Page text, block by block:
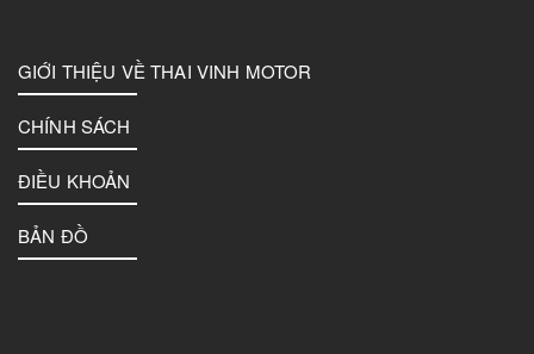
GIỚI THIỆU VỀ THAI VINH MOTOR
CHÍNH SÁCH
ĐIỀU KHOẢN
BẢN ĐỒ